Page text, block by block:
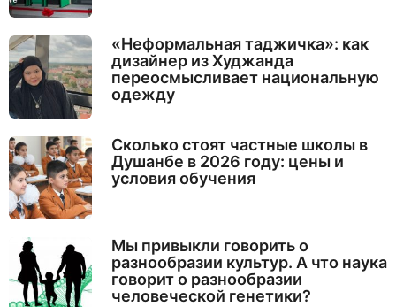
«Неформальная таджичка»: как
дизайнер из Худжанда
переосмысливает национальную
одежду
Сколько стоят частные школы в
Душанбе в 2026 году: цены и
условия обучения
Мы привыкли говорить о
разнообразии культур. А что наука
говорит о разнообразии
человеческой генетики?